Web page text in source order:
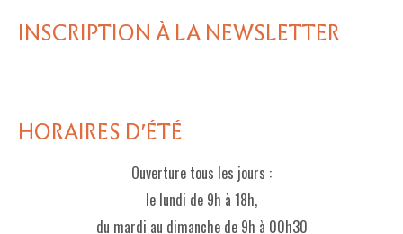
INSCRIPTION À LA NEWSLETTER
HORAIRES D'ÉTÉ
Ouverture tous les jours :
le lundi de 9h à 18h,
du mardi au dimanche de 9h à 00h30